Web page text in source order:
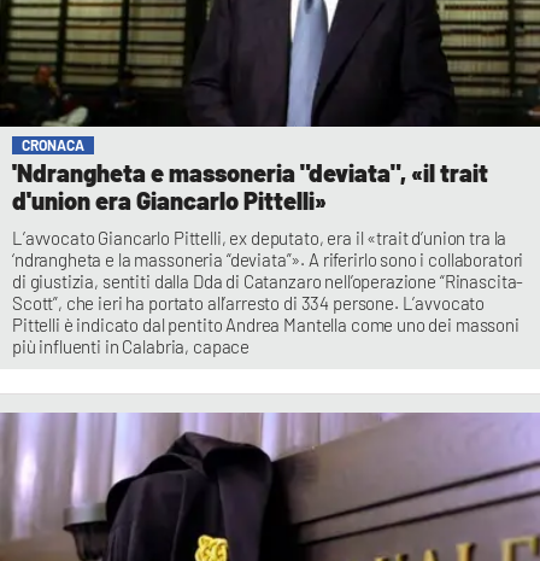
CRONACA
'Ndrangheta e massoneria "deviata", «il trait
d'union era Giancarlo Pittelli»
L’avvocato Giancarlo Pittelli, ex deputato, era il «trait d’union tra la
‘ndrangheta e la massoneria “deviata”». A riferirlo sono i collaboratori
di giustizia, sentiti dalla Dda di Catanzaro nell’operazione “Rinascita-
Scott”, che ieri ha portato all’arresto di 334 persone. L’avvocato
Pittelli è indicato dal pentito Andrea Mantella come uno dei massoni
più influenti in Calabria, capace